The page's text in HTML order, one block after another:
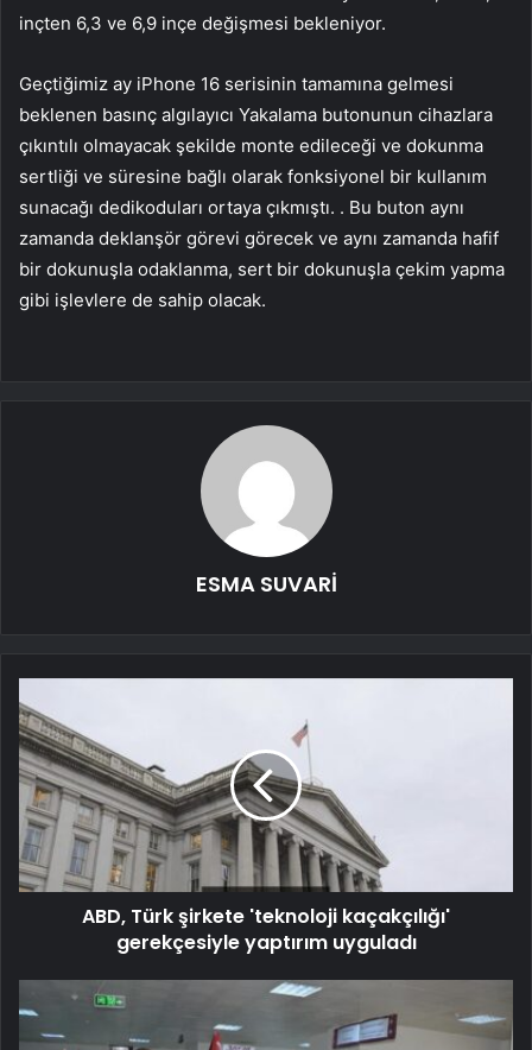
inçten 6,3 ve 6,9 ​​inçe değişmesi bekleniyor.
Geçtiğimiz ay iPhone 16 serisinin tamamına gelmesi
beklenen basınç algılayıcı Yakalama butonunun cihazlara
çıkıntılı olmayacak şekilde monte edileceği ve dokunma
sertliği ve süresine bağlı olarak fonksiyonel bir kullanım
sunacağı dedikoduları ortaya çıkmıştı. . Bu buton aynı
zamanda deklanşör görevi görecek ve aynı zamanda hafif
bir dokunuşla odaklanma, sert bir dokunuşla çekim yapma
gibi işlevlere de sahip olacak.
ESMA SUVARİ
ABD, Türk şirkete 'teknoloji kaçakçılığı'
gerekçesiyle yaptırım uyguladı